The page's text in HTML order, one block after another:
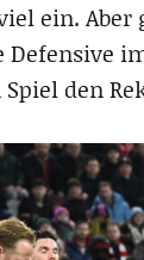
ein.
Defensive
den